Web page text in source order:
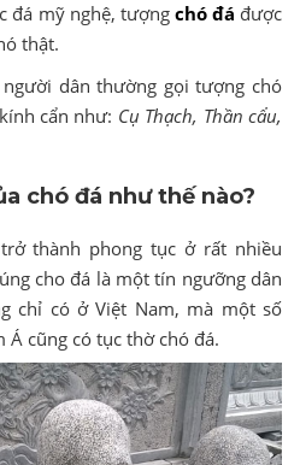
đá mỹ nghệ, tượng chó đá được
thật.
dân thường gọi tượng chó
cẩn như: Cụ Thạch, Thần cẩu,
chó đá như thế nào?
thành phong tục ở rất nhiều
cho đá là một tín ngưỡng dân
chỉ có ở Việt Nam, mà một số
cũng có tục thờ chó đá.